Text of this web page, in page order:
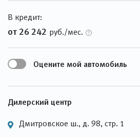
В кредит:
от 26 242 руб./мес.
Оцените мой автомобиль
Дилерский центр
Дмитровское ш., д. 98, стр. 1